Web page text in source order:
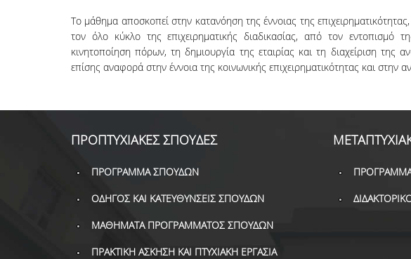
Το μάθημα αποσκοπεί στην κατανόηση της έννοιας της
τον όλο κύκλο της επιχειρηματικής διαδικασίας, από τον εντοπισμό
κινητοποίηση πόρων, τη δημιουργία της εταιρίας και τη διαχείριση της
επίσης αναφορά στην έννοια της κοινωνικής επιχειρηματικότητας και στην
ΠΡΟΠΤΥΧΙΑΚΕΣ ΣΠΟΥΔΕΣ
ΠΡΟΓΡΑΜΜΑ ΣΠΟΥΔΩΝ
ΟΔΗΓΟΣ ΚΑΙ ΚΑΤΕΥΘΥΝΣΕΙΣ ΣΠΟΥΔΩΝ
ΜΑΘΗΜΑΤΑ ΠΡΟΓΡΑΜΜΑΤΟΣ ΣΠΟΥΔΩΝ
ΠΡΑΚΤΙΚΗ ΑΣΚΗΣΗ ΚΑΙ ΠΤΥΧΙΑΚΗ ΕΡΓΑΣΙΑ